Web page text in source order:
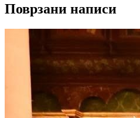
Поврзани написи